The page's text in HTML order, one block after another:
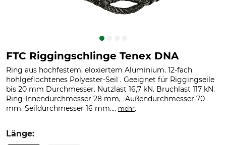
FTC Riggingschlinge Tenex DNA
Ring aus hochfestem, eloxiertem Aluminium. 12-fach
hohlgeflochtenes Polyester-Seil . Geeignet für Riggingseile
bis 20 mm Durchmesser. Nutzlast 16,7 kN. Bruchlast 117 kN.
Ring-Innendurchmesser 28 mm, -Außendurchmesser 70
mm. Seildurchmesser 16 mm.... mehr.
Länge: